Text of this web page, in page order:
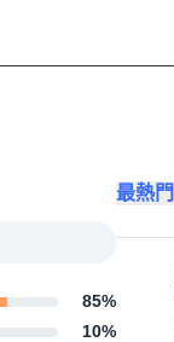
85%
10%
最熱門